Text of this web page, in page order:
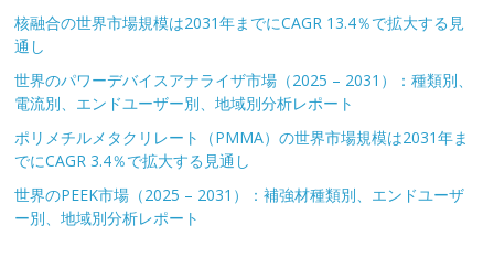
核融合の世界市場規模は2031年までにCAGR 13.4％で拡大する見
通し
世界のパワーデバイスアナライザ市場（2025 – 2031）：種類別、
電流別、エンドユーザー別、地域別分析レポート
ポリメチルメタクリレート（PMMA）の世界市場規模は2031年ま
でにCAGR 3.4％で拡大する見通し
世界のPEEK市場（2025 – 2031）：補強材種類別、エンドユーザ
ー別、地域別分析レポート